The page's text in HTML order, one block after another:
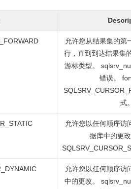
允许您从结果集的第
行，直到到达结果集
游标类型。
错误。
式
允许您以任何顺序访
据库中的更
允许您以任何顺序访
中的更改。